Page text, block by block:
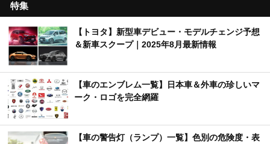
特集
【トヨタ】新型車デビュー・モデルチェンジ予想
＆新車スクープ｜2025年8月最新情報
【車のエンブレム一覧】日本車＆外車の珍しいマ
ーク・ロゴを完全網羅
【車の警告灯（ランプ）一覧】色別の危険度・表